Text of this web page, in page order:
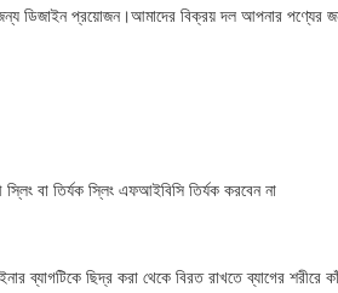
জন্য ডিজাইন প্রয়োজন।আমাদের বিক্রয় দল আপনার পণ্যের
বা তির্যক স্লিং এফআইবিসি তির্যক করবেন না
ব্যাগটিকে ছিদ্র করা থেকে বিরত রাখতে ব্যাগের শরীরে